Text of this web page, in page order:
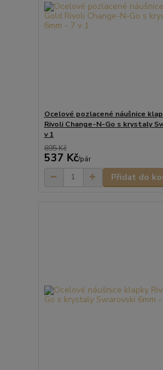
Ocelové pozlacené náušnice
Rivoli Change-N-Go s krystaly
v 1
895 Kč
537 Kč/pár
Přidat do